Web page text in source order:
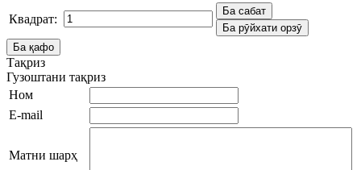
Квадрат:
Тақриз
Гузоштани тақриз
Ном
E-mail
Матни шарҳ